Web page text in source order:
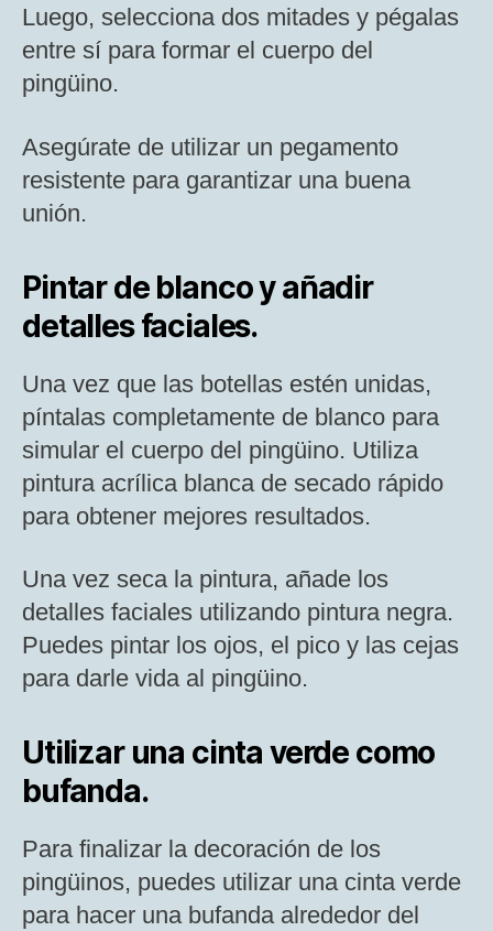
Luego, selecciona dos mitades y pégalas
entre sí para formar el cuerpo del
pingüino.
Asegúrate de utilizar un pegamento
resistente para garantizar una buena
unión.
Pintar de blanco y añadir
detalles faciales.
Una vez que las botellas estén unidas,
píntalas completamente de blanco para
simular el cuerpo del pingüino. Utiliza
pintura acrílica blanca de secado rápido
para obtener mejores resultados.
Una vez seca la pintura, añade los
detalles faciales utilizando pintura negra.
Puedes pintar los ojos, el pico y las cejas
para darle vida al pingüino.
Utilizar una cinta verde como
bufanda.
Para finalizar la decoración de los
pingüinos, puedes utilizar una cinta verde
para hacer una bufanda alrededor del